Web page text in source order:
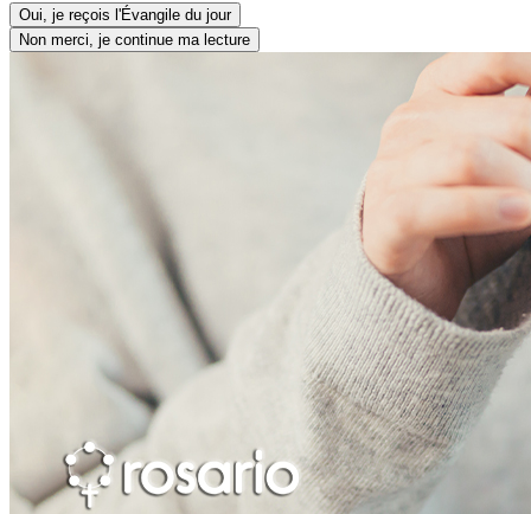
Oui, je reçois l'Évangile du jour
Non merci, je continue ma lecture